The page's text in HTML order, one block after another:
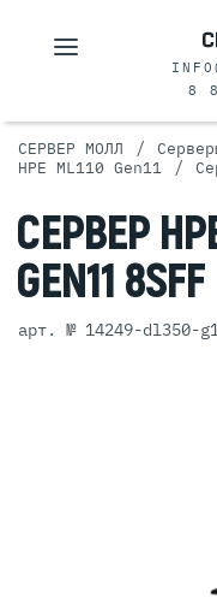
8
СЕРВЕР МОЛЛ /
HPE ML110 Gen11 /
СЕРВЕР
GEN11 8SFF
арт. № 14249-dl350-